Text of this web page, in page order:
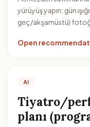
yürüyüş yapın; gün
geç/akşamüstü)
Open
AI
Tiyatro/
planı